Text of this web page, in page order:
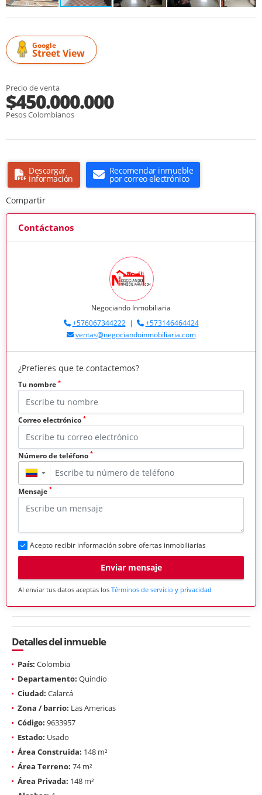
Google
Street View
Precio de venta
$450.000.000
Pesos Colombianos
Descargar
información
Recomendar inmueble
por correo electrónico
Compartir
Contáctanos
Negociando Inmobiliaria
+576067344222|
+573146464424
ventas@negociandoinmobiliaria.com
¿Prefieres que te contactemos?
Tu nombre *
Correo electrónico *
Número de teléfono *
▼
Mensaje *
Acepto recibir información sobre ofertas inmobiliarias
Enviar mensaje
Al enviar tus datos aceptas los Términos de servicio y privacidad
Detalles del inmueble
País: Colombia
Departamento: Quindío
Ciudad: Calarcá
Zona / barrio: Las Americas
Código: 9633957
Estado: Usado
Área Construida: 148 m²
Área Terreno: 74 m²
Área Privada: 148 m²